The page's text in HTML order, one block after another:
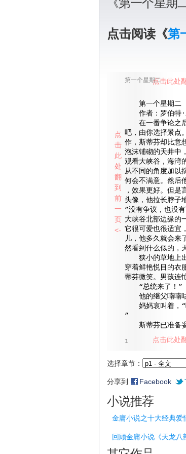
《第一个星期
点击阅读《第
第一个星期二
全
第一个星期二
作者：罗伯特·
在一番争论之后
吧，由你选择景点
作，斯蒂芬却比意
泡沫铺砌的天井中
观看大峡谷，海湾
从不同的角度加以
何会不满意。然后
，效果更好。但是
头像，他拉长脖子
”没有争议，也没
大峡谷北部边缘的
它很可爱也很适宜
儿，他多久就会来
然看到什么似的，
狭小的草地上出
穿着鲜艳悦目的衣
蒂芬微笑。男孩连
“总统来了！”
他的继父喃喃咕
妈妈哀叫着，“
”
斯蒂芬已准备妥
1
选择章节：
分享到 Facebook
点击此处
点击此处
点
击
此
处
翻
到
前
一
页
<-
小说推荐
金庸小说之十大经典爱
回顾金庸小说《天龙八